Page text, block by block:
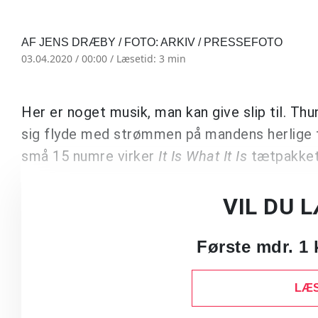
AF JENS DRÆBY / FOTO: ARKIV / PRESSEFOTO
03.04.2020 / 00:00 / Læsetid: 3 min
Her er noget musik, man kan give slip til.
sig flyde med strømmen på mandens
små 15 numre virker It Is What It Is
VIL DU
Første mdr.